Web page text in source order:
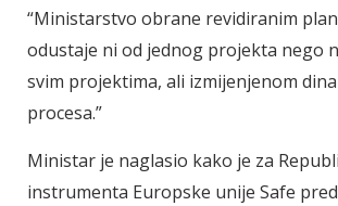
“Ministarstvo obrane revidiranim
odustaje ni od jednog projekta nego
svim projektima, ali izmijenjenom
procesa.”
Ministar je naglasio kako je za
instrumenta Europske unije Safe